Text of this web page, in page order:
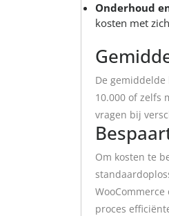
Onderhoud
kosten met
De
10.000 of zelfs
vragen bij
Om kosten te
proces